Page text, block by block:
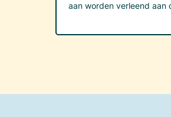
aan worden verleend aan